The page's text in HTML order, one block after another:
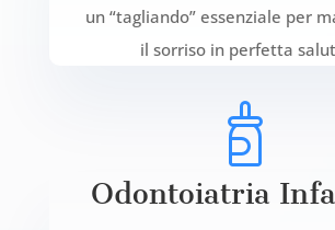
un “tagliando” essenziale per
il sorriso in perfetta
Odontoiatria